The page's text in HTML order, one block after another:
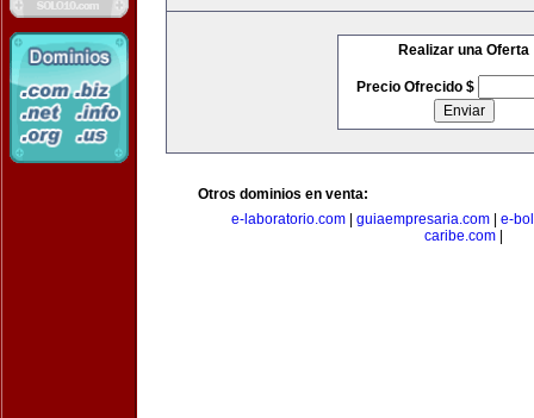
Realizar una Oferta
Precio Ofrecido $
Otros dominios en venta:
e-laboratorio.com
guiaempresaria.com
e-
caribe.com